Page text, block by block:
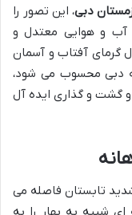
دبی، این تصور را
و هوایی معتدل و
گرمای آفتاب و آسمان
دبی محسوب می شود،
و گشت و گذاری ایده آل
تابستان فاصله می